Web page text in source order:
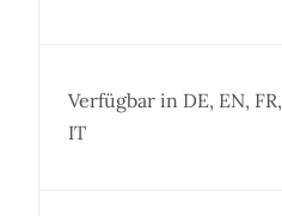
Verfügbar in DE, EN, FR,
IT